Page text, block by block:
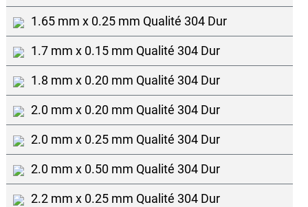
1.65 mm x 0.25 mm Qualité 304 Dur
1.7 mm x 0.15 mm Qualité 304 Dur
1.8 mm x 0.20 mm Qualité 304 Dur
2.0 mm x 0.20 mm Qualité 304 Dur
2.0 mm x 0.25 mm Qualité 304 Dur
2.0 mm x 0.50 mm Qualité 304 Dur
2.2 mm x 0.25 mm Qualité 304 Dur